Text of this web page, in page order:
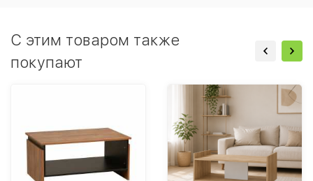
C этим товаром также
покупают